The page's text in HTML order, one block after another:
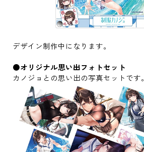
デザイン制作中になります。
●オリジナル思い出フォトセット
カノジョとの思い出の写真セットです。